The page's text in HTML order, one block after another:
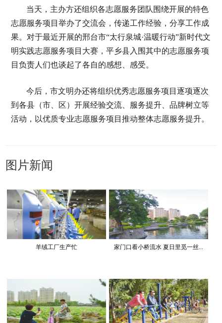
当天，主办方还组织各志愿服务团队围绕开展的特色
志愿服务项目举办了交流会，传递工作经验，分享工作成
果。对于最近开展的邢台市“太行泉城·温暖行动”新时代文
明实践志愿服务项目大赛，平乡县入围其中的志愿服务项
目负责人们也谈起了各自的感想、感受。
今后，市文明办还将组织优秀志愿服务项目逐项逐次
到各县（市、区）开展经验交流、服务提升、品牌树立等
活动，以优质专业志愿服务项目推动整体志愿服务提升。
图片新闻
羊绒工厂生产忙 家门口看小桥流水 夏日里觅一丝...